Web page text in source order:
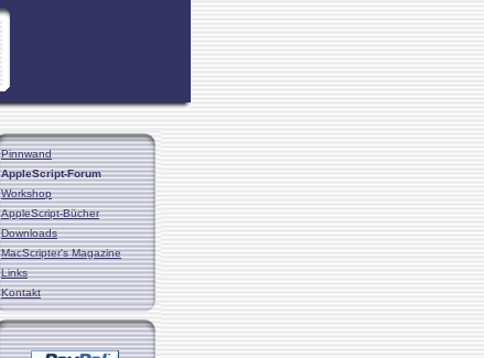
Pinnwand
AppleScript-Forum
Workshop
AppleScript-Bücher
Downloads
MacScripter's Magazine
Links
Kontakt